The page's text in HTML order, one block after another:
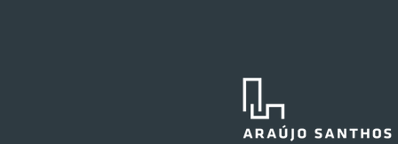
em 2027. O edifício já abrigou a
agência central do Santander e,